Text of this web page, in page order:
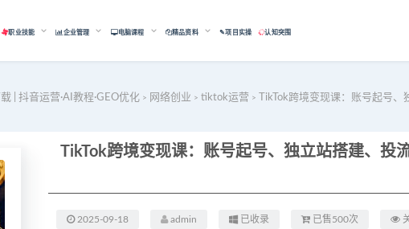
职业技能 企业管理 电脑课程 精品资料 ✎项目实操 认知突围
| 抖音运营·AI教程·GEO优化 > 网络创业 > tiktok运营 > TikTok跨境变现课：账号起号
2025-09-18 admin 已收录 已售500次